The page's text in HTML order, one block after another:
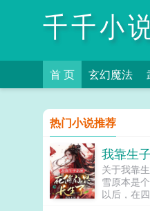
千千小
首 页 玄幻魔法
热门小说推荐
关于我靠
雪原本是
以后，在